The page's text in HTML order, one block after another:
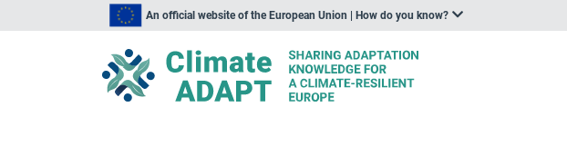
An official website of the European Union | How do you know?